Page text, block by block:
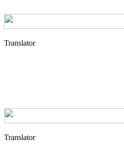
Translator
Translator